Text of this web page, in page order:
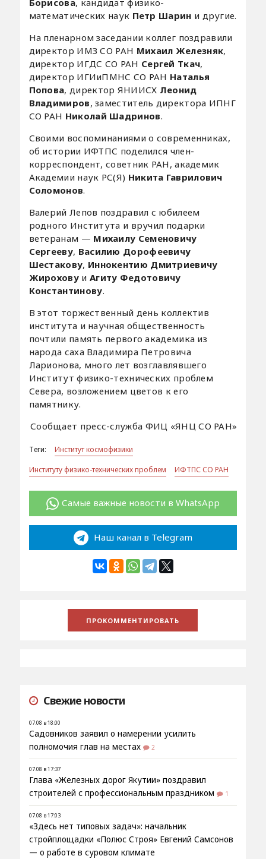
Борисова, кандидат физико-
математических наук Петр Шарин и другие.
На пленарном заседании коллег поздравили
директор ИМЗ СО РАН Михаил Железняк,
директор ИГДС СО РАН Сергей Ткач,
директор ИГИиПМНС СО РАН Наталья
Попова, директор ЯНИИСХ Леонид
Владимиров, заместитель директора ИПНГ
СО РАН Николай Шадринов.
Своими воспоминаниями о современниках,
об истории ИФТПС поделился член-
корреспондент, советник РАН, академик
Академии наук РС(Я) Никита Гаврилович
Соломонов.
Валерий Лепов поздравил с юбилеем
родного Института и вручил подарки
ветеранам — Михаилу Семеновичу
Сергееву, Василию Дорофеевичу
Шестакову, Иннокентию Дмитриевичу
Жирохову и Агиту Федотовичу
Константинову.
В этот торжественный день коллектив
института и научная общественность
почтили память первого академика из
народа саха Владимира Петровича
Ларионова, много лет возглавлявшего
Институт физико-технических проблем
Севера, возложением цветов к его
памятнику.
Сообщает пресс-служба ФИЦ «ЯНЦ СО РАН»
Теги:
Институт космофизики
Институту физико-технических проблем
ИФТПС СО РАН
Самые важные новости в WhatsApp
Наш канал в Telegram
Свежие новости
07.08 в 18:00
Садовников заявил о намерении усилить
полномочия глав на местах
2
07.08 в 17:37
Глава «Железных дорог Якутии» поздравил
строителей с профессиональным праздником
1
07.08 в 17:03
«Здесь нет типовых задач»: начальник
стройплощадки «Полюс Строя» Евгений Самсонов
— о работе в суровом климате